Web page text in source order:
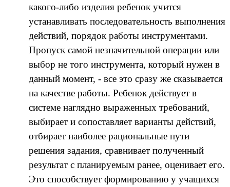
какого-либо изделия ребенок учится
устанавливать последовательность выполнения
действий, порядок работы инструментами.
Пропуск самой незначительной операции или
выбор не того инструмента, который нужен в
данный момент, - все это сразу же сказывается
на качестве работы. Ребенок действует в
системе наглядно выраженных требований,
выбирает и сопоставляет варианты действий,
отбирает наиболее рациональные пути
решения задания, сравнивает полученный
результат с планируемым ранее, оценивает его.
Это способствует формированию у учащихся